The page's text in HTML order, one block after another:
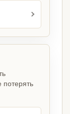
потерять